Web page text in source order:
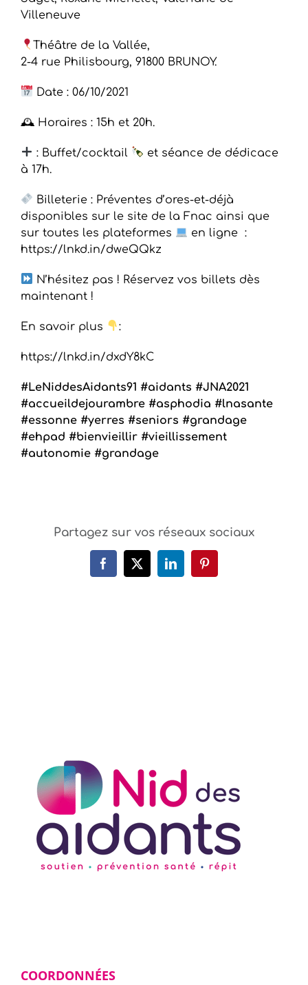
Villeneuve
Théâtre de la Vallée,
2-4 rue Philisbourg, 91800 BRUNOY.
Date : 06/10/2021
🕰 Horaires : 15h et 20h.
: Buffet/cocktail
et séance de dédicace
à 17h.
Billeterie : Préventes d’ores-et-déjà
disponibles sur le site de la Fnac ainsi que
sur toutes les plateformes
en ligne :
https://lnkd.in/dweQQkz
N’hésitez pas ! Réservez vos billets dès
maintenant !
En savoir plus :
https://lnkd.in/dxdY8kC
#LeNiddesAidants91 #aidants #JNA2021
#accueildejourambre #asphodia #lnasante
#essonne #yerres #seniors #grandage
#ehpad #bienvieillir #vieillissement
#autonomie #grandage
Partagez sur vos réseaux sociaux
Facebook
X LinkedInPinterest
COORDONNÉES